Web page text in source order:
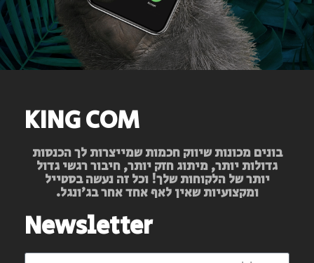
KING COM
בונים מכונות שיווק חכמות שמייצרות לך הכנסות
גדולות יותר, מיתוג חזק יותר, חיבור רגשי גדול
יותר של הלקוחות שלך! וכל זה נעשה בסטייל
ומקצועיות שאין לאף אחד אחר בג’ונגל.
Newsletter